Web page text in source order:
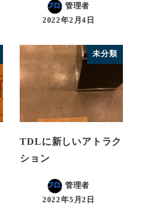
管理者
2022年2月4日
未分類
TDLに新しいアトラク
ション
管理者
2022年5月2日